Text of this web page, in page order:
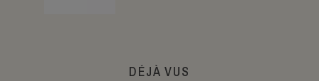
DÉJÀ VUS